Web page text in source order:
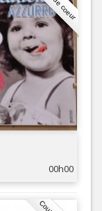
00h00